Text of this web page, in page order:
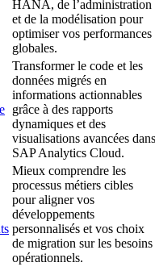
HANA, de l’administration
et de la modélisation pour
optimiser vos performances
globales.
Transformer le code et les
données migrés en
informations actionnables
grâce à des rapports
dynamiques et des
visualisations avancées dans
SAP Analytics Cloud.
Mieux comprendre les
processus métiers cibles
pour aligner vos
développements
personnalisés et vos choix
de migration sur les besoins
opérationnels.